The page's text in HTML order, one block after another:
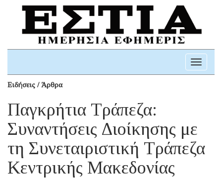
Toggle
Ειδήσεις / Άρθρα
Παγκρήτια Τράπεζα:
Συναντήσεις Διοίκησης με
τη Συνεταιριστική Τράπεζα
Κεντρικής Μακεδονίας